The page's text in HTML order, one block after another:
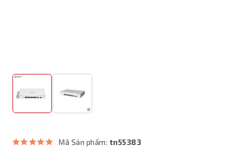
Mã Sản phẩm: tn55383